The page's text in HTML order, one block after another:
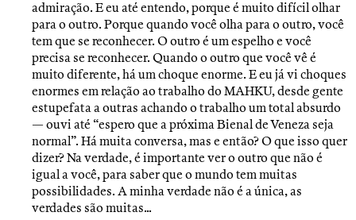
admiração. E eu até entendo, porque é muito difícil olhar
para o outro. Porque quando você olha para o outro, você
tem que se reconhecer. O outro é um espelho e você
precisa se reconhecer. Quando o outro que você vê é
muito diferente, há um choque enorme. E eu já vi choques
enormes em relação ao trabalho do MAHKU, desde gente
estupefata a outras achando o trabalho um total absurdo
— ouvi até “espero que a próxima Bienal de Veneza seja
normal”. Há muita conversa, mas e então? O que isso quer
dizer? Na verdade, é importante ver o outro que não é
igual a você, para saber que o mundo tem muitas
possibilidades. A minha verdade não é a única, as
verdades são muitas...